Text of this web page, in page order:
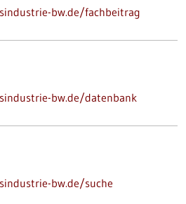
bw.de/fachbeitrag
bw.de/datenbank
bw.de/suche